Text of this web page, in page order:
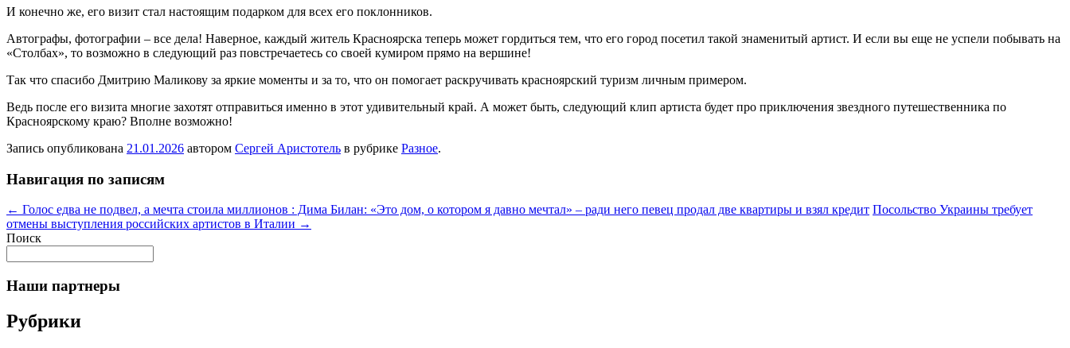
И конечно же, его визит стал настоящим подарком для всех его поклонников.
Автографы, фотографии – все дела! Наверное, каждый житель Красноярска теперь может гордиться тем, что его город посетил такой знаменитый артист. И если вы еще не успели побывать на
«Столбах», то возможно в следующий раз повстречаетесь со своей кумиром прямо на вершине!
Так что спасибо Дмитрию Маликову за яркие моменты и за то, что он помогает раскручивать красноярский туризм личным примером.
Ведь после его визита многие захотят отправиться именно в этот удивительный край. А может быть, следующий клип артиста будет про приключения звездного путешественника по
Красноярскому краю? Вполне возможно!
Запись опубликована 21.01.2026 автором Сергей Аристотель в рубрике Разное.
Навигация по записям
← Голос едва не подвел, а мечта стоила миллионов : Дима Билан: «Это дом, о котором я давно мечтал» – ради него певец продал две квартиры и взял кредит Посольство Украины требует
отмены выступления российских артистов в Италии →
Поиск
Наши партнеры
Рубрики